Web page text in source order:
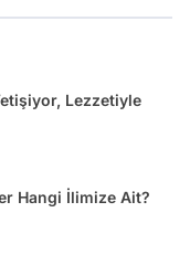
Lezzetiyle
Hangi İlimize Ait?